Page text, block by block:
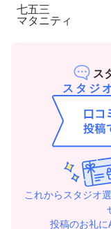
七五三
マタニティ
ス
スタジ
これからスタジオ
投稿のお礼